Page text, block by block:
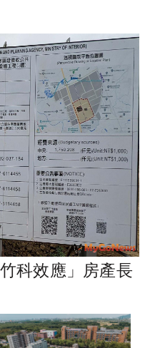
科效應」房產長